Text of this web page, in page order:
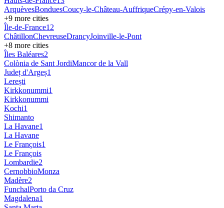
ArquèvesBonduesCoucy-le-Château-AuffriqueCrépy-en-Valois
+9 more cities
Île-de-France12
ChâtillonChevreuseDrancyJoinville-le-Pont
+8 more cities
Îles Baléares2
Colònia de Sant JordiMancor de la Vall
Județ d'Argeș1
Lerești
Kirkkonummi1
Kirkkonummi
Kochi1
Shimanto
La Havane1
La Havane
Le François1
Le François
Lombardie2
CernobbioMonza
Madère2
FunchalPorto da Cruz
Magdalena1